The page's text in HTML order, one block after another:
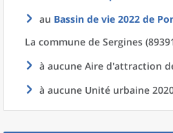
au Bassin de vie 2022 de
La commune de Sergines
à aucune Aire d'attraction
à aucune Unité urbaine